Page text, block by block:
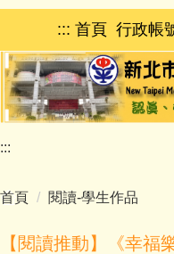
跳
主
要
內
容
區
::: 首頁 行政帳
:::
首頁 閱讀-學生作品
【閱讀推動】《幸